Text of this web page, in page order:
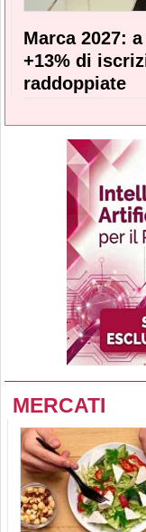
Marca 2027:
+13% di
raddoppiate
MERCATI